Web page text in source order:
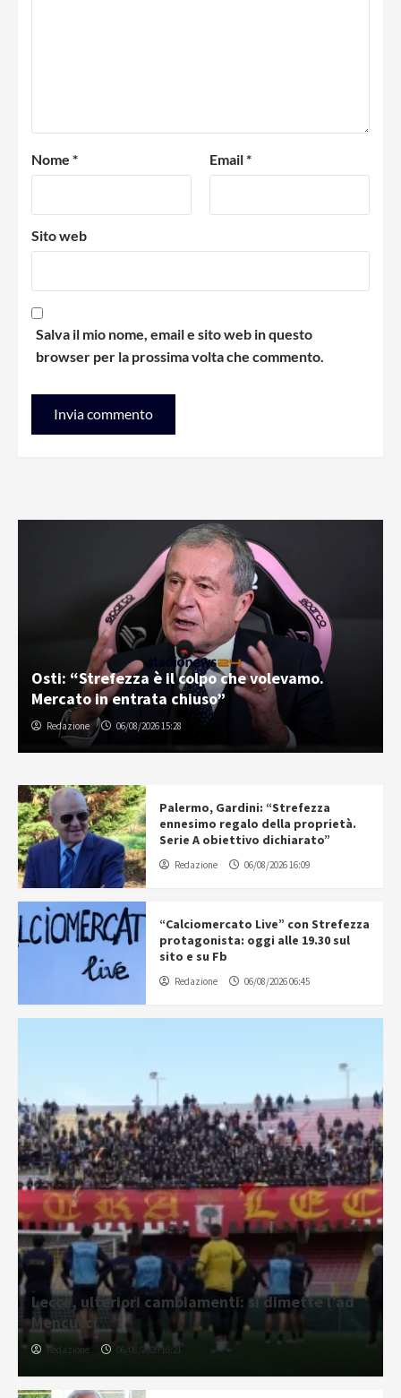
Nome * Email*
Sito web
Salva il mio nome, email e sito web in questo
browser per la prossima volta che commento.
Osti: “Strefezza è il colpo che volevamo.
Mercato in entrata chiuso”
Redazione 06/08/2026 15:28
Palermo, Gardini: “Strefezza
ennesimo regalo della proprietà.
Serie A obiettivo dichiarato”
Redazione 06/08/2026 16:09
“Calciomercato Live” con Strefezza
protagonista: oggi alle 19.30 sul
sito e su Fb
Redazione 06/08/2026 06:45
Lecce, ulteriori cambiamenti: si dimette l’ad
Mencucci
Redazione 06/08/2026 16:21